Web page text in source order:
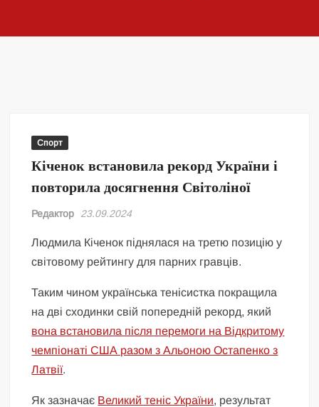
Спорт
Кіченок встановила рекорд України і
повторила досягнення Світоліної
Редактор 23.09.2024
Людмила Кіченок піднялася на третю позицію у
світовому рейтингу для парних гравців.
Таким чином українська тенісистка покращила
на дві сходинки свій попередній рекорд, який
вона встановила після перемоги на Відкритому
чемпіонаті США разом з Альоною Остапенко з
Латвії.
Як зазначає Великий теніс України, результат